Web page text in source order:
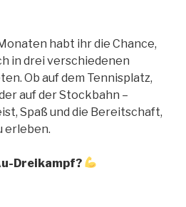
habt ihr die Chance,
in drei verschiedenen
Ob auf dem Tennisplatz,
auf der Stockbahn –
Spaß und die Bereitschaft,
erleben.
Dreikampf?